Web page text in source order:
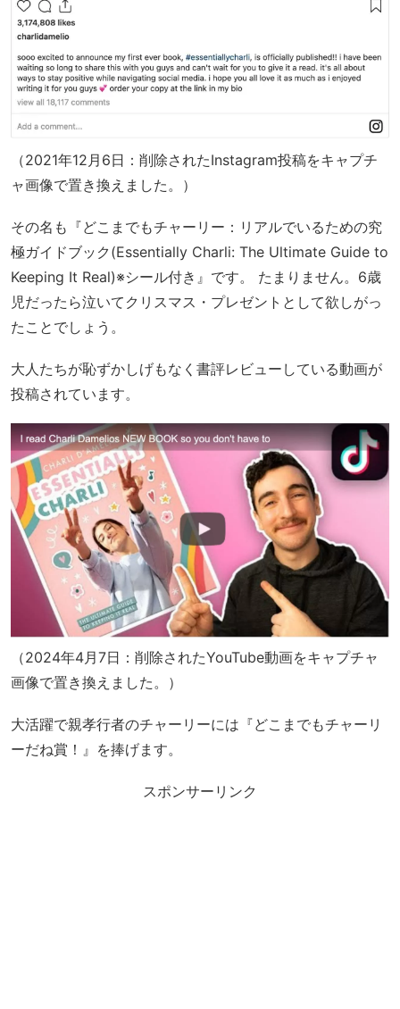
（2021年12月6日：削除されたInstagram投稿をキャプチ
ャ画像で置き換えました。）
その名も『どこまでもチャーリー：リアルでいるための究
極ガイドブック(Essentially Charli: The Ultimate Guide to
Keeping It Real)※シール付き』です。 たまりません。6歳
児だったら泣いてクリスマス・プレゼントとして欲しがっ
たことでしょう。
大人たちが恥ずかしげもなく書評レビューしている動画が
投稿されています。
（2024年4月7日：削除されたYouTube動画をキャプチャ
画像で置き換えました。）
大活躍で親孝行者のチャーリーには『どこまでもチャーリ
ーだね賞！』を捧げます。
スポンサーリンク